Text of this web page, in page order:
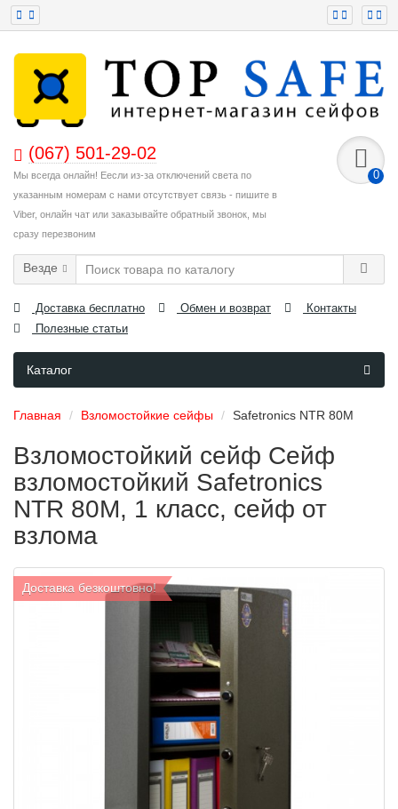
(067) 501-29-02
Мы всегда онлайн! Еесли из-за отключений света по
указанным номерам с нами отсутствует связь - пишите в
Viber, онлайн чат или заказывайте обратный звонок, мы
сразу перезвоним
0
Везде
Доставка бесплатно Обмен и возврат
Контакты
Полезные статьи
Каталог
Главная Взломостойкие сейфы Safetronics NTR 80M
Взломостойкий сейф Сейф
взломостойкий Safetronics
NTR 80M, 1 класс, сейф от
взлома
Доставка безкоштовно!